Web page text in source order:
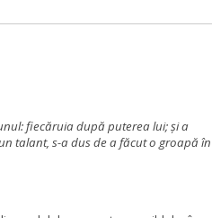
fiecăruia după puterea lui; şi a
talant, s-a dus de a făcut o groapă în